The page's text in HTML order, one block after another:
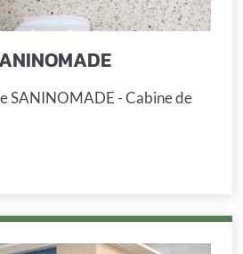
SANINOMADE - Cabine de